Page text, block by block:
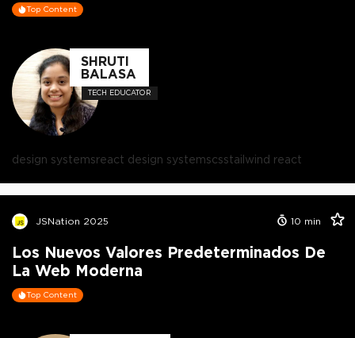
Top Content
SHRUTI
BALASA
TECH EDUCATOR
design systemsreact design systemscsstailwind react
JSNation 2025 10 min
Los Nuevos Valores Predeterminados De
La Web Moderna
Top Content